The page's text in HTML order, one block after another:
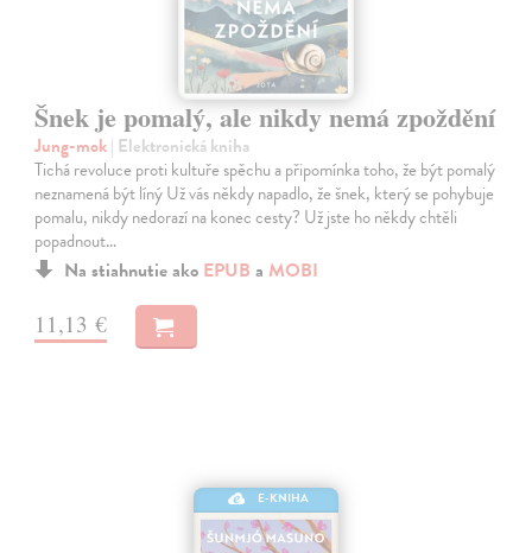
Šnek je pomalý, ale nikdy nemá zpoždění
Jung-mok| Elektronická kniha
Tichá revoluce proti kultuře spěchu a připomínka toho, že být pomalý
neznamená být líný Už vás někdy napadlo, že šnek, který se pohybuje
pomalu, nikdy nedorazí na konec cesty? Už jste ho někdy chtěli
popadnout…
Na stiahnutie ako EPUB a MOBI
11,13 €
E-KNIHA